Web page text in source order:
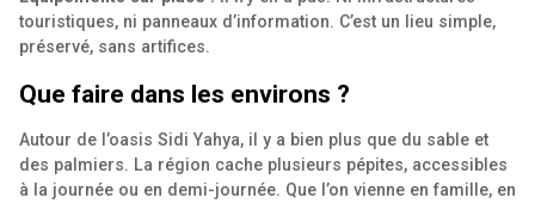
touristiques, ni panneaux d’information. C’est un lieu simple,
préservé, sans artifices.
Que faire dans les environs ?
Autour de l’oasis Sidi Yahya, il y a bien plus que du sable et
des palmiers. La région cache plusieurs pépites, accessibles
à la journée ou en demi-journée. Que l’on vienne en famille, en